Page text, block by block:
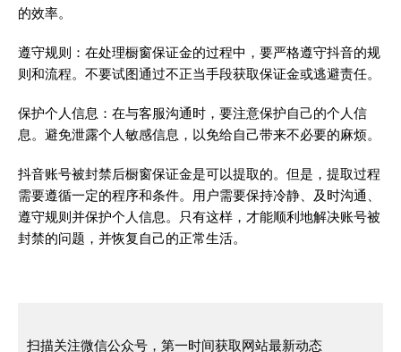
的效率。
遵守规则：在处理橱窗保证金的过程中，要严格遵守抖音的规
则和流程。不要试图通过不正当手段获取保证金或逃避责任。
保护个人信息：在与客服沟通时，要注意保护自己的个人信
息。避免泄露个人敏感信息，以免给自己带来不必要的麻烦。
抖音账号被封禁后橱窗保证金是可以提取的。但是，提取过程
需要遵循一定的程序和条件。用户需要保持冷静、及时沟通、
遵守规则并保护个人信息。只有这样，才能顺利地解决账号被
封禁的问题，并恢复自己的正常生活。
扫描关注微信公众号，第一时间获取网站最新动态